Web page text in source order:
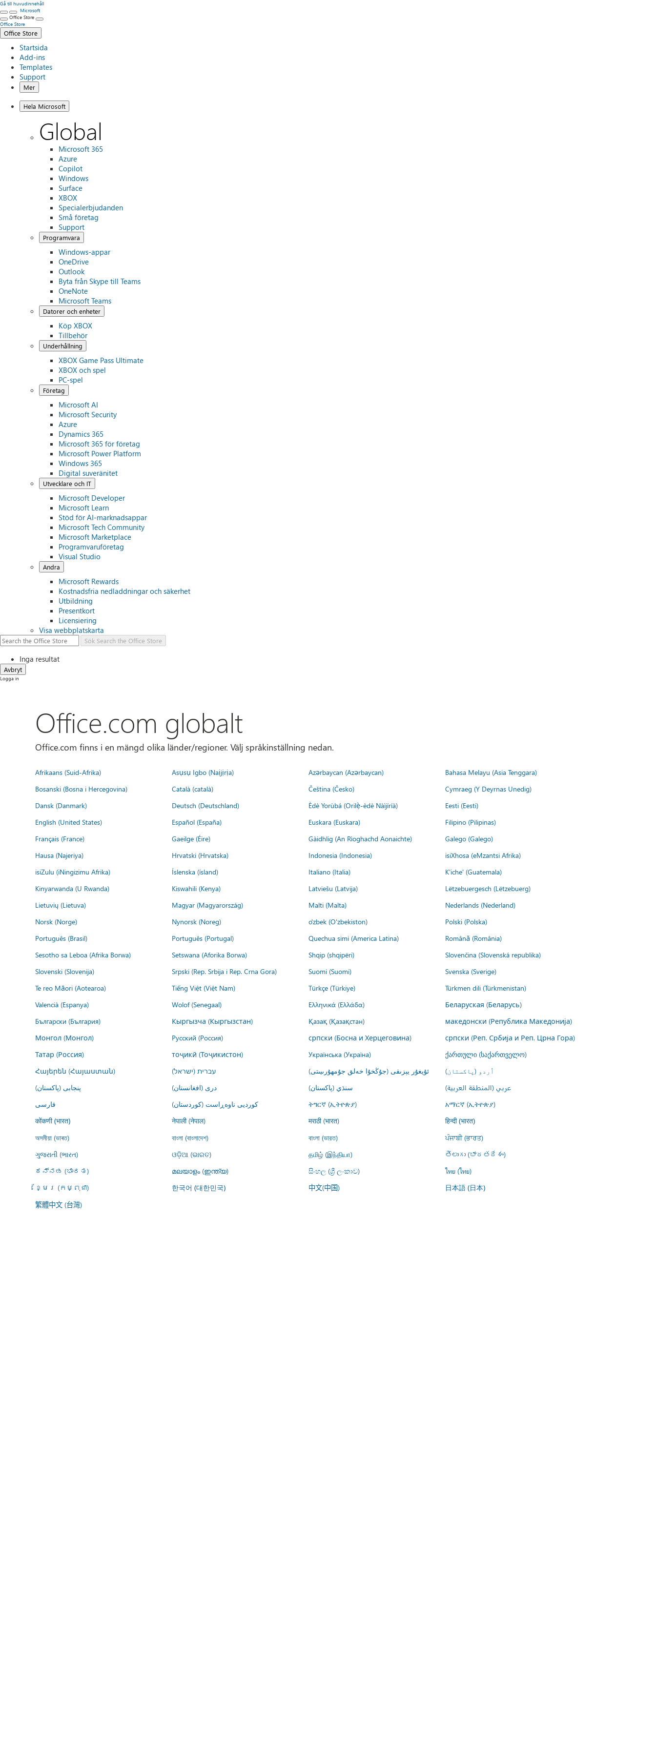
Gå till huvudinnehåll
Microsoft
Office Store
Office Store
Office Store
Startsida
Add-ins
Templates
Support
Mer
Hela Microsoft
Global
Microsoft 365
Azure
Copilot
Windows
Surface
XBOX
Specialerbjudanden
Små företag
Support
Programvara
Windows-appar
OneDrive
Outlook
Byta från Skype till Teams
OneNote
Microsoft Teams
Datorer och enheter
Köp XBOX
Tillbehör
Underhållning
XBOX Game Pass Ultimate
XBOX och spel
PC-spel
Företag
Microsoft AI
Microsoft Security
Azure
Dynamics 365
Microsoft 365 för företag
Microsoft Power Platform
Windows 365
Digital suveränitet
Utvecklare och IT
Microsoft Developer
Microsoft Learn
Stöd för AI-marknadsappar
Microsoft Tech Community
Microsoft Marketplace
Programvaruföretag
Visual Studio
Andra
Microsoft Rewards
Kostnadsfria nedladdningar och säkerhet
Utbildning
Presentkort
Licensiering
Visa webbplatskarta
Sök Search the Office Store
Inga resultat
Avbryt
Logga in
Office.com globalt
Office.com finns i en mängd olika länder/regioner. Välj språkinställning nedan.
Afrikaans (Suid-Afrika) Asụsụ Igbo (Naịjịrịa) Azərbaycan (Azərbaycan)
Bahasa Melayu (Asia Tenggara)
Bosanski (Bosna i Hercegovina)
Català (català) Čeština (Česko)
Cymraeg (Y Deyrnas Unedig)
Dansk (Danmark)
Deutsch (Deutschland) Èdè Yorùbá (Orilẹ̀-èdè Nàìjíríà)
Eesti (Eesti)
English (United States)
Español (España) Euskara (Euskara)
Filipino (Pilipinas)
Français (France)
Gaeilge (Éire) Gàidhlig (An Rìoghachd Aonaichte)
Galego (Galego)
Hausa (Najeriya)
Hrvatski (Hrvatska) Indonesia (Indonesia)
isiXhosa (eMzantsi Afrika)
isiZulu (iNingizimu Afrika)
Íslenska (ísland) Italiano (Italia)
K'iche' (Guatemala)
Kinyarwanda (U Rwanda)
Kiswahili (Kenya) Latviešu (Latvija)
Lëtzebuergesch (Lëtzebuerg)
Lietuvių (Lietuva)
Magyar (Magyarország) Malti (Malta)
Nederlands (Nederland)
Norsk (Norge)
Nynorsk (Noreg) o'zbek (O'zbekiston)
Polski (Polska)
Português (Brasil)
Português (Portugal) Quechua simi (America Latina)
Română (România)
Sesotho sa Leboa (Afrika Borwa)
Setswana (Aforika Borwa) Shqip (shqipëri)
Slovenčina (Slovenská republika)
Slovenski (Slovenija)
Srpski (Rep. Srbija i Rep. Crna Gora) Suomi (Suomi)
Svenska (Sverige)
Te reo Māori (Aotearoa)
Tiếng Việt (Việt Nam) Türkçe (Türkiye)
Türkmen dili (Türkmenistan)
Valencià (Espanya)
Wolof (Senegaal) Ελληνικά (Ελλάδα)
Беларуская (Беларусь)
Български (България)
Кыргызча (Кыргызстан) Қазақ (Қазақстан)
македонски (Република Македонија)
Монгол (Монгол)
Русский (Россия) српски (Босна и Херцеговина)
српски (Реп. Србија и Реп. Црна Гора)
Татар (Россия)
тоҷикӣ (Тоҷикистон) Українська (Україна)
ქართული (საქართველო)
Հայերեն (Հայաստան)
עברית (ישראל) ئۇيغۇر يېزىقى (جۇڭخۇا خەلق جۇمھۇرىيىتى)
اُردو (پاکستان)
پنجابی (پاکستان)
درى (افغانستان) سنڌي (پاکستان)
عربي (المنطقة العربية)
فارسى
کوردیی ناوەڕاست (کوردستان) ትግርኛ (ኢትዮጵያ) አማርኛ (ኢትዮጵያ)
कोंकणी (भारत) नेपाली (नेपाल) मराठी (भारत) हिन्दी (भारत)
অসমীয়া (ভাৰত) বাংলা (বাংলাদেশ) বাংলা (ভারত)
ਪੰਜਾਬੀ (ਭਾਰਤ)
ગુજરાતી (ભારત)
ଓଡ଼ିଆ (ଭାରତ) தமிழ் (இந்தியா)
తెలుగు (భారతదేశం)
ಕನ್ನಡ (ಭಾರತ)
മലയാളം (ഇന്ത്യ) සිංහල (ශ්‍රී ලංකාව)
ไทย (ไทย)
ខ្មែរ (កម្ពុជា)
한국어 (대한민국) 中文(中国) 日本語 (日本)
繁體中文 (台灣)